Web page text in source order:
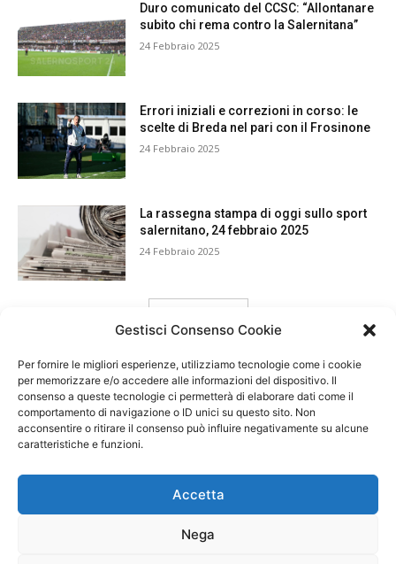
Gestisci Consenso Cookie
Per fornire le migliori esperienze, utilizziamo tecnologie come i cookie
per memorizzare e/o accedere alle informazioni del dispositivo. Il
consenso a queste tecnologie ci permetterà di elaborare dati come il
comportamento di navigazione o ID unici su questo sito. Non
acconsentire o ritirare il consenso può influire negativamente su alcune
caratteristiche e funzioni.
Accetta
Nega
Duro comunicato del CCSC: “Allontanare
subito chi rema contro la Salernitana”
24 Febbraio 2025
Errori iniziali e correzioni in corso: le
scelte di Breda nel pari con il Frosinone
24 Febbraio 2025
La rassegna stampa di oggi sullo sport
salernitano, 24 febbraio 2025
24 Febbraio 2025